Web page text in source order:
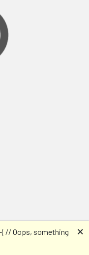
// Oops, something
🗙